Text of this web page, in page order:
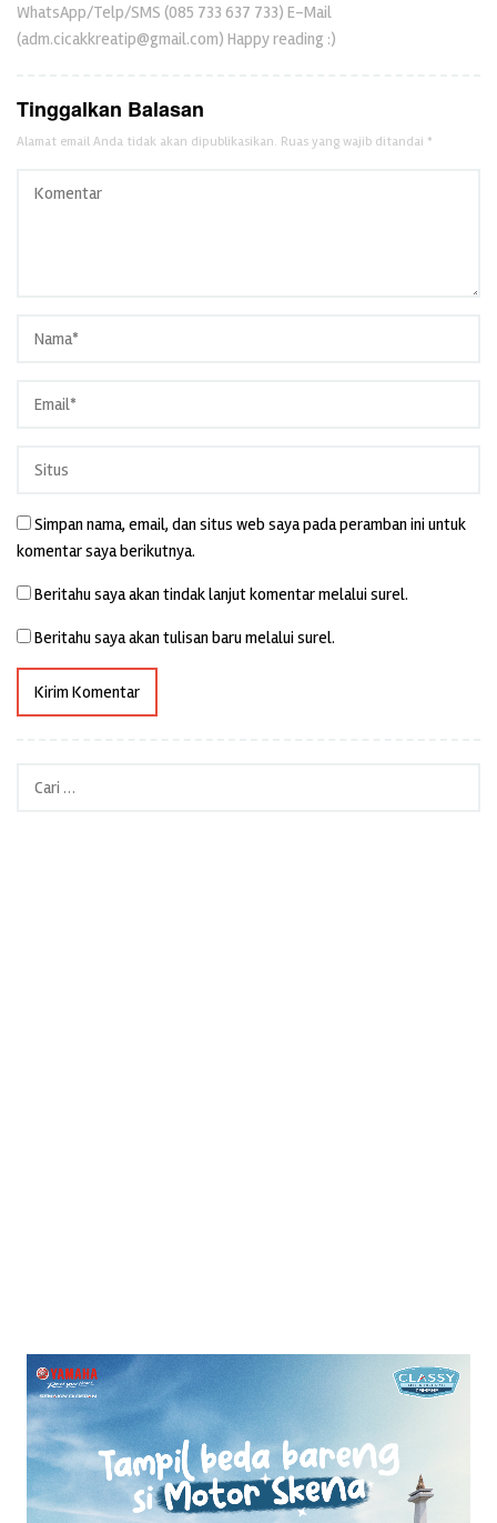
WhatsApp/Telp/SMS (085 733 637 733) E-Mail
(adm.cicakkreatip@gmail.com) Happy reading :)
Tinggalkan Balasan
Alamat email Anda tidak akan dipublikasikan. Ruas yang wajib ditandai *
Simpan nama, email, dan situs web saya pada peramban ini untuk
komentar saya berikutnya.
Beritahu saya akan tindak lanjut komentar melalui surel.
Beritahu saya akan tulisan baru melalui surel.